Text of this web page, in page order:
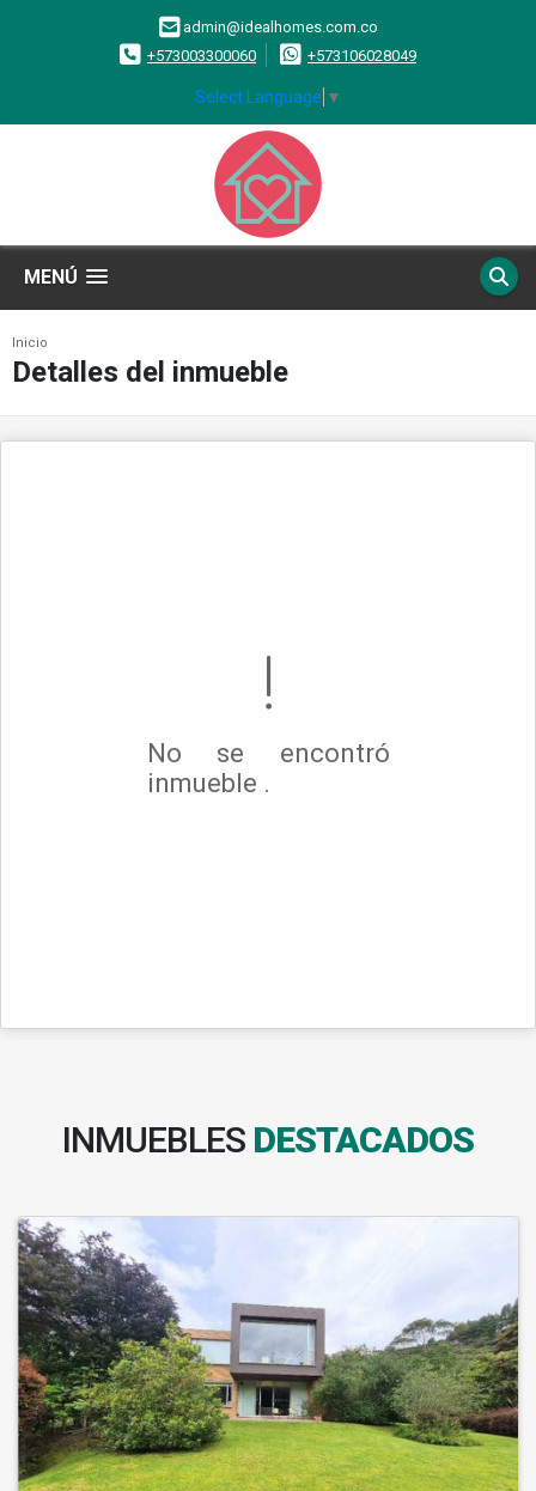
admin@idealhomes.com.co
+573003300060
+573106028049
Select Language ▼
MENÚ
Inicio
Detalles del inmueble
No se encontró
inmueble .
INMUEBLES DESTACADOS